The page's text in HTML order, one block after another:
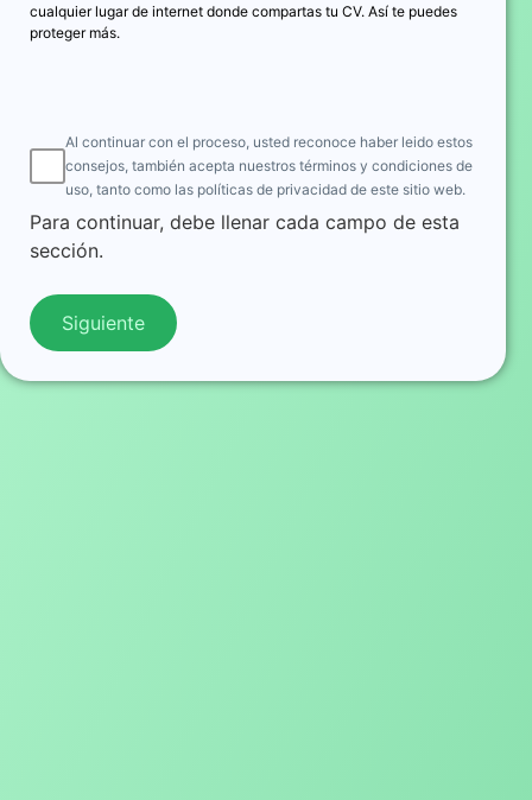
cualquier lugar de internet donde compartas tu CV. Así te puedes
proteger más.
Al continuar con el proceso, usted reconoce haber leido estos
consejos, también acepta nuestros términos y condiciones de
uso, tanto como las políticas de privacidad de este sitio web.
Para continuar, debe llenar cada campo de esta
sección.
Siguiente